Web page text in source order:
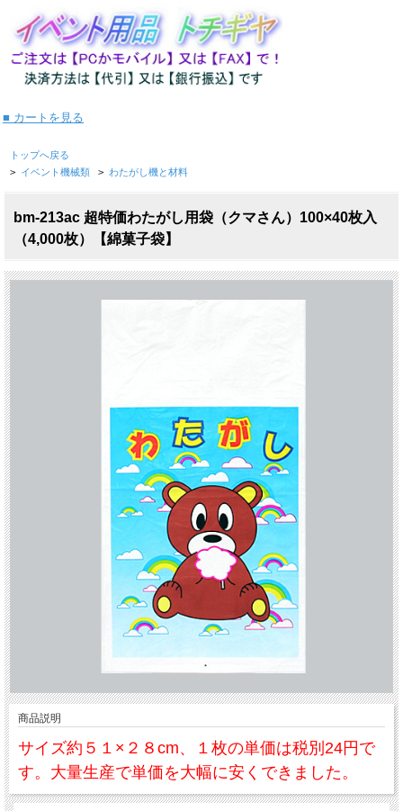
■ カートを見る
トップへ戻る
> イベント機械類 > わたがし機と材料
bm-213ac 超特価わたがし用袋（クマさん）100×40枚入
（4,000枚）【綿菓子袋】
商品説明
サイズ約５１×２８cm、１枚の単価は税別24円で
す。大量生産で単価を大幅に安くできました。